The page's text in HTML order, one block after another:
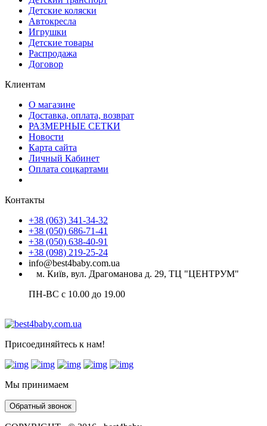
Детские коляски
Автокресла
Игрушки
Детские товары
Распродажа
Договор
Клиентам
О магазине
Доставка, оплата, возврат
РАЗМЕРНЫЕ СЕТКИ
Новости
Карта сайта
Личный Кабинет
Оплата соцкартами
Контакты
+38 (063) 341-34-32
+38 (050) 686-71-41
+38 (050) 638-40-91
+38 (098) 219-25-24
info@best4baby.com.ua
м. Київ, вул. Драгоманова д. 29, ТЦ "ЦЕНТРУМ"
ПН-ВС с 10.00 до 19.00
Присоединяйтесь к нам!
Мы принимаем
Обратный звонок